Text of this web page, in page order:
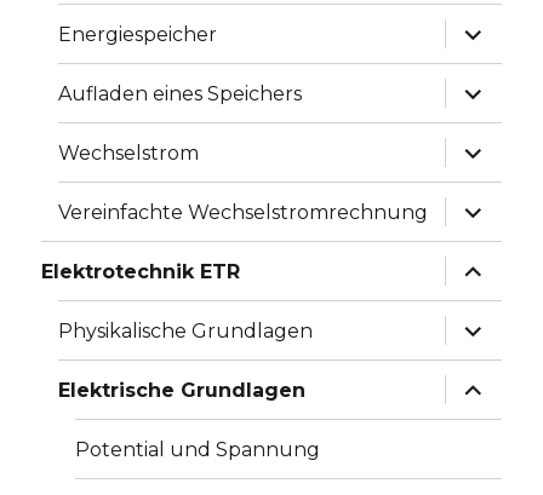
Energiespeicher
Aufladen eines Speichers
Wechselstrom
Vereinfachte Wechselstromrechnung
Elektrotechnik ETR
Physikalische Grundlagen
Elektrische Grundlagen
Potential und Spannung